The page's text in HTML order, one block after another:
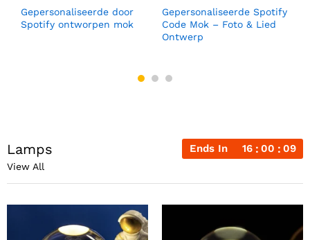
Gepersonaliseerde door
Spotify ontworpen mok
Gepersonaliseerde Spotify
Code Mok – Foto & Lied
Ontwerp
Lamps Ends In 16 00 08
View All